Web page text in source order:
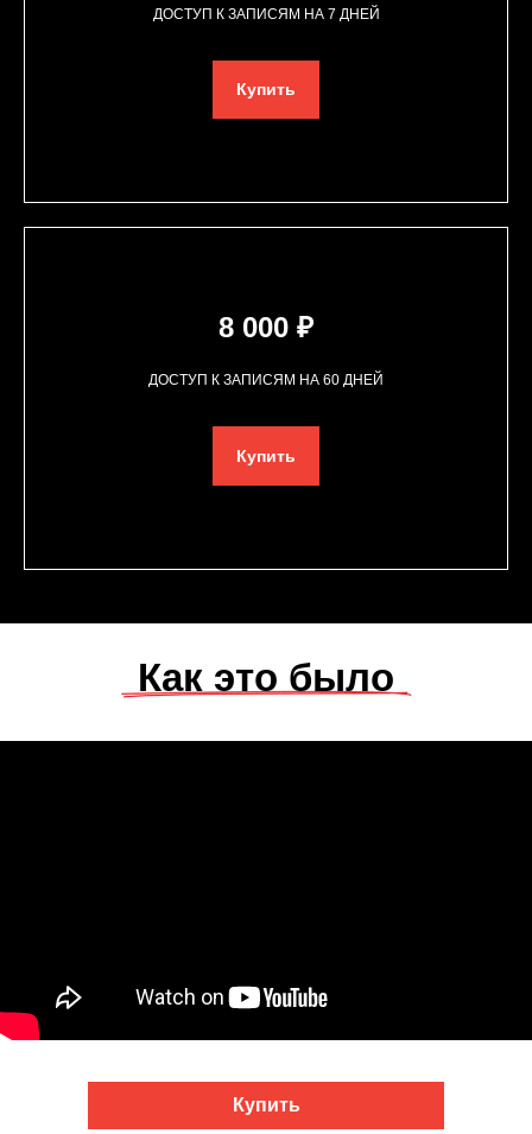
ДОСТУП К ЗАПИСЯМ НА 7 ДНЕЙ
Купить
8 000 ₽
ДОСТУП К ЗАПИСЯМ НА 60 ДНЕЙ
Купить
Как это было
Купить